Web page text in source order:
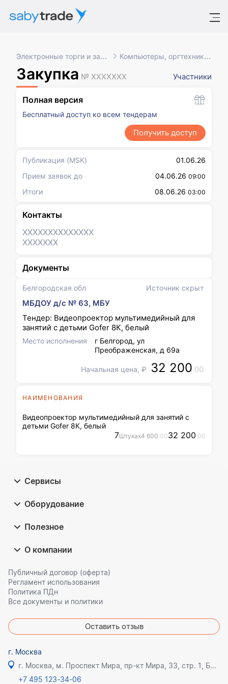
Электронные торги и закупки Компьютеры, оргтехника, ПО
Закупка № XXXXXXX Участники
Белгородская обл Источник скрыт
МБДОУ д/с № 63, МБУ
Тендер: Видеопроектор мультимедийный для
занятий с детьми Gofer 8К, белый
Место исполнения
г Белгород, ул
Преображенская, д 69а
Начальная цена, ₽ 32 200.00
НАИМЕНОВАНИЯ
Видеопроектор мультимедийный для занятий с
детьми Gofer 8К, белый
7Штукаx4 600.0032 200.00
Полная версия
Бесплатный доступ ко всем тендерам
Получить доступ
Публикация (MSK)
01.06.26
Прием заявок до
04.06.26 09:00
Итоги 08.06.26 03:00
Контакты
XXXXXXXXXXXXXX
XXXXXXX
Документы
Сервисы
Оборудование
Полезное
О компании
Публичный договор (оферта)
Регламент использования
Политика ПДн
Все документы и политики
Оставить отзыв
г. Москва
г. Москва, м. Проспект Мира, пр-кт Мира, 33, стр. 1, БЦ Олимпик плаза
+7 495 123-34-06